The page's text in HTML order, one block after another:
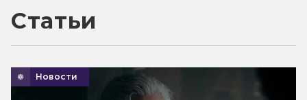
Статьи
Новости